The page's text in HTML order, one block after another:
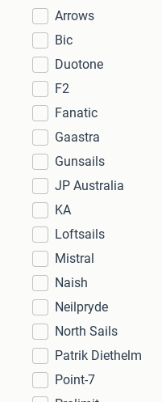
Arrows
Bic
Duotone
F2
Fanatic
Gaastra
Gunsails
JP Australia
KA
Loftsails
Mistral
Naish
Neilpryde
North Sails
Patrik Diethelm
Point-7